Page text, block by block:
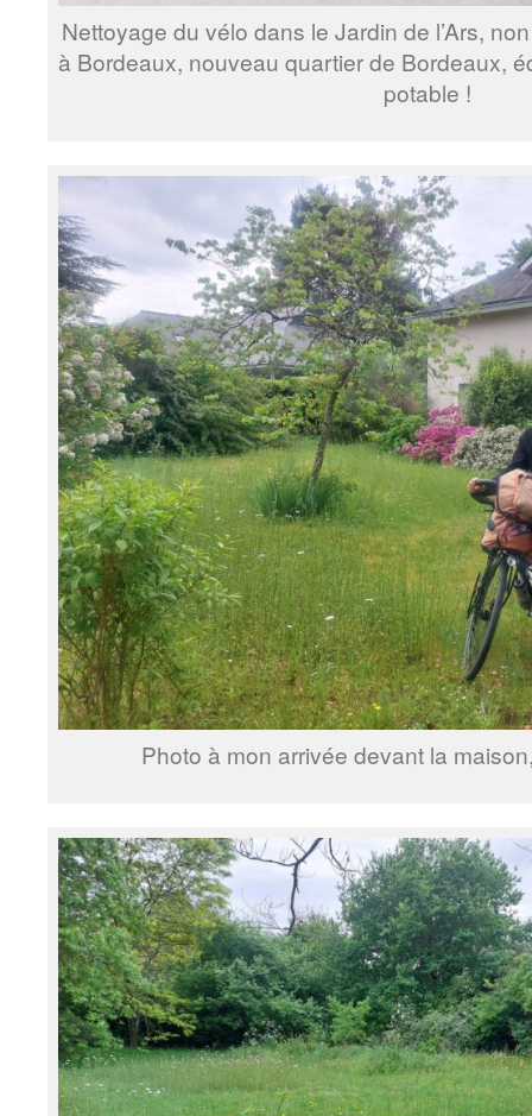
Nettoyage du vélo dans le Jardin de l’Ars,
à Bordeaux, nouveau quartier de Bordeaux,
potable !
Photo à mon arrivée devant la